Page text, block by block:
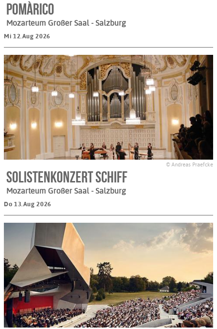
Pomàrico
Mozarteum Großer Saal - Salzburg
Mi 12.Aug 2026
© Andreas Praefcke
Solistenkonzert Schiff
Mozarteum Großer Saal - Salzburg
Do 13.Aug 2026